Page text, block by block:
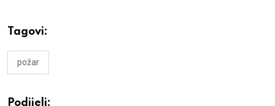
Tagovi:
požar
Podijeli: